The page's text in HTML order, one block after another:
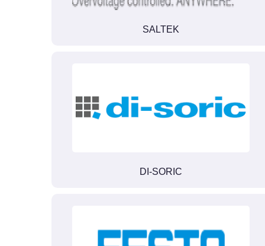
SALTEK
DI-SORIC